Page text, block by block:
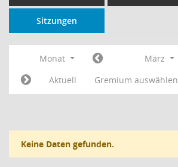
Sitzungen
Monat März
Aktuell
Gremium auswählen
Keine Daten gefunden.